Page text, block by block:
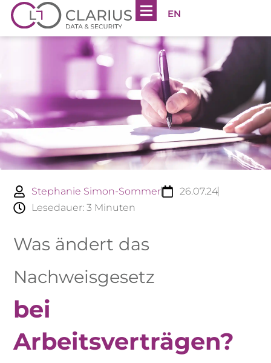
EN
Stephanie Simon-Sommer
26.07.24
Lesedauer: 3 Minuten
Was ändert das
Nachweisgesetz
bei
Arbeitsverträgen?